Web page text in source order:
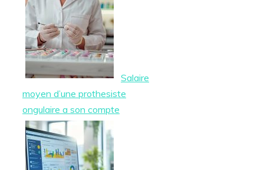
Salaire
moyen d’une prothesiste
ongulaire a son compte